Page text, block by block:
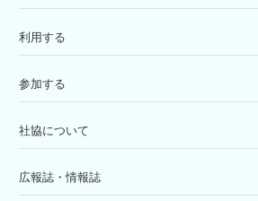
利用する
参加する
社協について
広報誌・情報誌